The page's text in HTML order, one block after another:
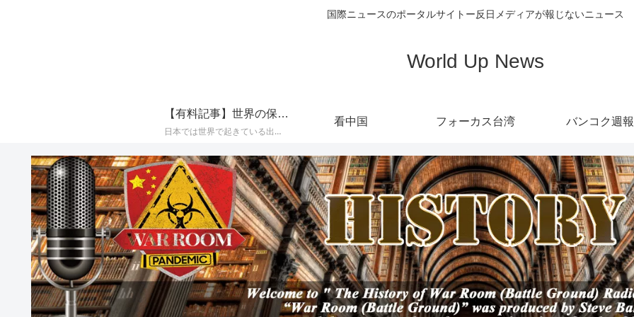
国際ニュースのポータルサイトー反日メディアが報じないニュース
World Up News
【有料記事】世界の保守系メディアの最新国際ニュースまとめ【定期購読（サブスクリプション）】
日本では世界で起きている出来事が報じられることが少なく、かつプロパガンダ（政治的宣伝）やフェイク（嘘）で塗り固められた海外メディアのニュースをそのまま垂れ流すメディアが多いことから、世界の保守系とされるメディアに絞り、その最新の国際ニュースをAIによって日本語でまとめて配信しております。
看中国 フォーカス台湾 バンコク週報